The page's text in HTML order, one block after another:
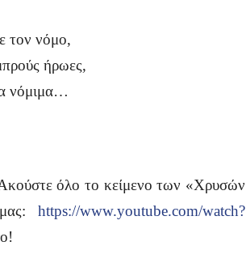
τον νόμο,
ήρωες,
νόμιμα…
όλο το κείμενο των «Χρυσών
https://www.youtube.com/watch?